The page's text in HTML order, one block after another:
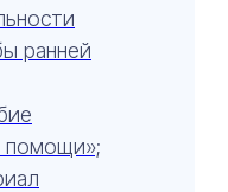
ранней
помощи»;